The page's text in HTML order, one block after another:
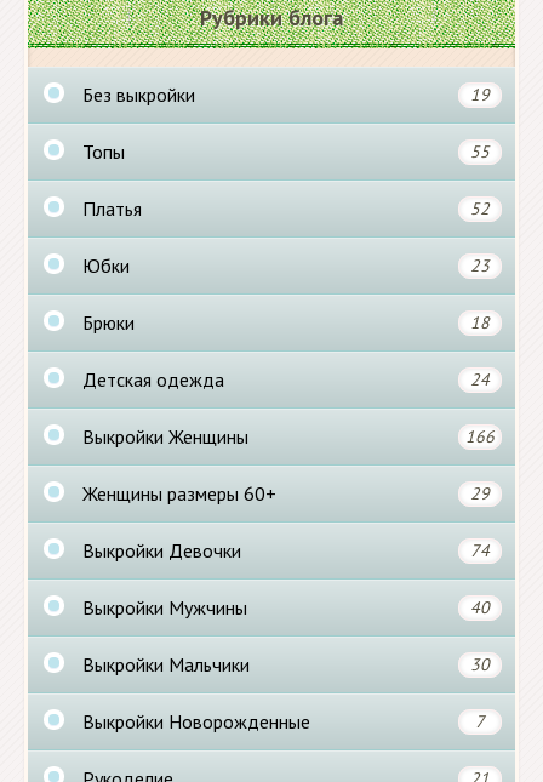
Рубрики блога
Без выкройки 19
Топы 55
Платья 52
Юбки 23
Брюки 18
Детская одежда 24
Выкройки Женщины 166
Женщины размеры 60+ 29
Выкройки Девочки 74
Выкройки Мужчины 40
Выкройки Мальчики 30
Выкройки Новорожденные 7